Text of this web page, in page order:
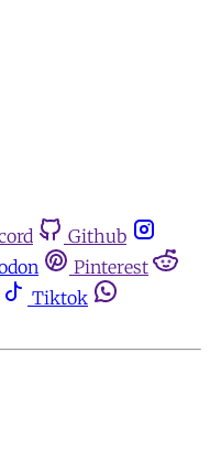
Github
Pinterest
Tiktok